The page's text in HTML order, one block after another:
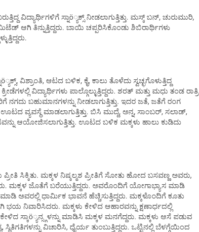
ವಿದ್ಯಾರ್ಥಿಗಳಿಗೆ ಸ್ನಾö್ಯಕ್ಸ್ ನೀಡಲಾಗುತ್ತಿತ್ತು. ಮಸ್ಕ್ ಬನ್, ಚುರುಮುರಿ,
ಆಗಿ ತಿನ್ನುತ್ತಿದ್ದರು. ಬಾಯಿ ಚಪ್ಪರಿಸಿಕೊಂಡು ಶಿಬಿರಾರ್ಥಿಗಳು
ವಿಶ್ರಾಂತಿ, ಆಟದ ಬಳಿಕ, ಕೈ, ಕಾಲು ತೊಳೆದು ಸ್ವಚ್ಛಗೊಳುತ್ತಿದ್ದ
ವಿದ್ಯಾರ್ಥಿಗಳು ಪಾಲ್ಗೊಲ್ಳುತ್ತಿದ್ದರು. ಶರತ್ ಮತ್ತು ಮಧು ತಂಡ ರಾತ್ರಿ
ನಗದು ಬಹುಮಾನಗಳನ್ನು ನೀಡಲಾಗುತ್ತಿತ್ತು. ಇದರ ಜತೆ, ಜತೆಗೆ ರಂಗ
ಊಟದ ವ್ಯವಸ್ಥೆ ಮಾಡಲಾಗುತ್ತಿತ್ತು. ಬಿಸಿ ಮುದ್ದೆ, ಅನ್ನ, ಸಾಂಬರ್, ಸಲಾಡ್,
ಆಯೋಜಿಸಲಾಗುತ್ತಿತ್ತು. ಊಟದ ಬಳಿಕ ಮಕ್ಕಳು ಹಾಲು ಕುಡಿದು
ಸಿಕ್ಕಿತು. ಮಕ್ಕಳ ನಿಷ್ಕಲ್ಮಶ ಪ್ರೀತಿಗೆ ಸೋತು ಹೋದ ಬಸವಣ್ಣ ಅವರು,
ಮಕ್ಕಳ ಜೊತೆಗೆ ಬರೆಯುತ್ತಿದ್ದರು. ಅವರೊಂದಿಗೆ ಯೋಗಾಭ್ಯಾಸ ಮಾಡಿ
ಅವರಲ್ಲಿ ಧಾರ್ಮಿಕ ಭಾವನೆ ಹೆಚ್ಚಿಸುತ್ತಿದ್ದರು. ಮಕ್ಕಳೊಂದಿಗೆ ಕೂತು
ನಿವಾರಿಸಿದರು. ಮಕ್ಕಳು ಕೇಳಿದ ಆಹಾರವನ್ನು ಕ್ಷಣಾರ್ಧದಲ್ಲಿ
ಸ್ಕಾö್ಯನ್ಸ್ಗಳನ್ನು ಮಾಡಿಸಿ ಮಕ್ಕಳ ಮನಗೆದ್ದರು. ಮಕ್ಕಳು ಆಸೆ ಪಡುವ
ವಿಚಾರಿಸಿ, ಧೈರ್ಯ ತುಂಬುತ್ತಿದ್ದರು. ಒಟ್ಟಿನಲ್ಲಿ ಬೆಳಗ್ಗೆಯಿಂದ